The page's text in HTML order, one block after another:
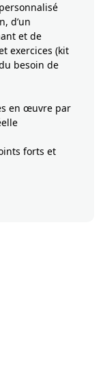
d’un
et de
exercices (kit
besoin de
en œuvre par
forts et